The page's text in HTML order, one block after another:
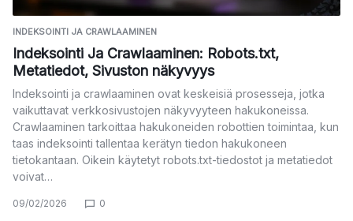
INDEKSOINTI JA CRAWLAAMINEN
Indeksointi Ja Crawlaaminen: Robots.txt,
Metatiedot, Sivuston näkyvyys
Indeksointi ja crawlaaminen ovat keskeisiä prosesseja, jotka
vaikuttavat verkkosivustojen näkyvyyteen hakukoneissa.
Crawlaaminen tarkoittaa hakukoneiden robottien toimintaa, kun
taas indeksointi tallentaa kerätyn tiedon hakukoneen
tietokantaan. Oikein käytetyt robots.txt-tiedostot ja metatiedot
voivat…
09/02/2026 0